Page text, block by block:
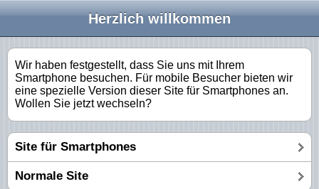
Herzlich willkommen
Wir haben festgestellt, dass Sie uns mit Ihrem
Smartphone besuchen. Für mobile Besucher bieten wir
eine spezielle Version dieser Site für Smartphones an.
Wollen Sie jetzt wechseln?
Site für Smartphones
Normale Site